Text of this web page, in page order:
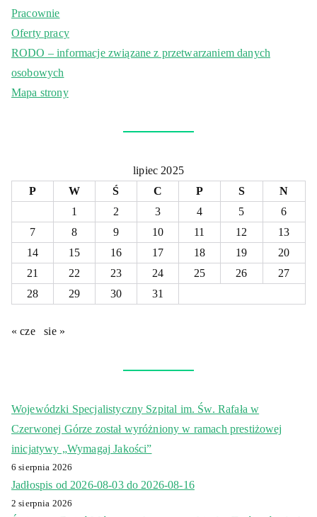
Pracownie
Oferty pracy
RODO – informacje związane z przetwarzaniem danych
osobowych
Mapa strony
lipiec 2025
P
W Ś C P S
N
1
2 3 4 5
6
7
8 9 10 11 12
13
14
15 16 17 18 19
20
21
22 23 24 25 26
27
28
29 30 31
« cze sie »
Wojewódzki Specjalistyczny Szpital im. Św. Rafała w
Czerwonej Górze został wyróżniony w ramach prestiżowej
inicjatywy „Wymagaj Jakości”
6 sierpnia 2026
Jadłospis od 2026-08-03 do 2026-08-16
2 sierpnia 2026